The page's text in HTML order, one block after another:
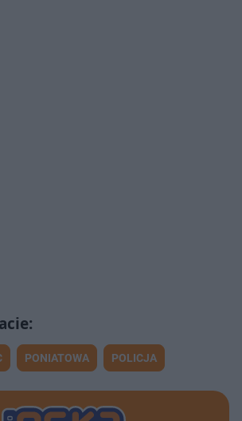
PONIATOWA POLICJA